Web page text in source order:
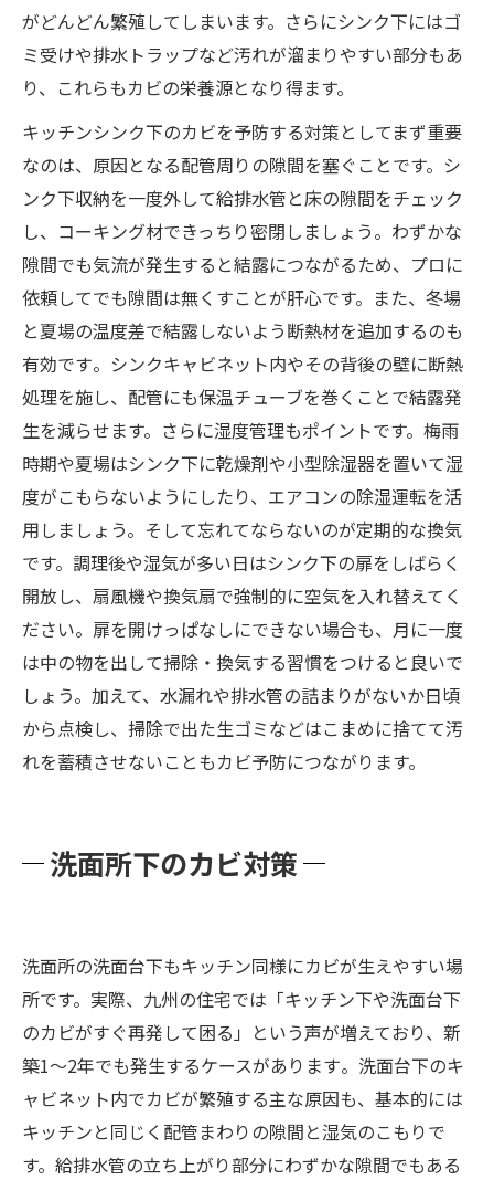
がどんどん繁殖してしまいます。さらにシンク下にはゴ
ミ受けや排水トラップなど汚れが溜まりやすい部分もあ
り、これらもカビの栄養源となり得ます。
キッチンシンク下のカビを予防する対策としてまず重要
なのは、原因となる配管周りの隙間を塞ぐことです。​シ
ンク下収納を一度外して給排水管と床の隙間をチェック
し、コーキング材できっちり密閉しましょう​。わずかな
隙間でも気流が発生すると結露につながるため、プロに
依頼してでも隙間は無くすことが肝心です。また、冬場
と夏場の温度差で結露しないよう断熱材を追加するのも
有効です​。シンクキャビネット内やその背後の壁に断熱
処理を施し、配管にも保温チューブを巻くことで結露発
生を減らせます。さらに湿度管理もポイントです。梅雨
時期や夏場はシンク下に乾燥剤や小型除湿器を置いて湿
度がこもらないようにしたり、エアコンの除湿運転を活
用しましょう。​そして忘れてならないのが定期的な換気
です。​調理後や湿気が多い日はシンク下の扉をしばらく
開放し、扇風機や換気扇で強制的に空気を入れ替えてく
ださい​。扉を開けっぱなしにできない場合も、月に一度
は中の物を出して掃除・換気する習慣をつけると良いで
しょう。加えて、水漏れや排水管の詰まりがないか日頃
から点検し、掃除で出た生ゴミなどはこまめに捨てて汚
れを蓄積させないこともカビ予防につながります。
洗面所下のカビ対策
洗面所の洗面台下もキッチン同様にカビが生えやすい場
所です。実際、九州の住宅では「キッチン下や洗面台下
のカビがすぐ再発して困る」という声が増えており、新
築1～2年でも発生するケースがあります​。洗面台下のキ
ャビネット内でカビが繁殖する主な原因も、基本的には
キッチンと同じく配管まわりの隙間と湿気のこもりで
す。給排水管の立ち上がり部分にわずかな隙間でもある